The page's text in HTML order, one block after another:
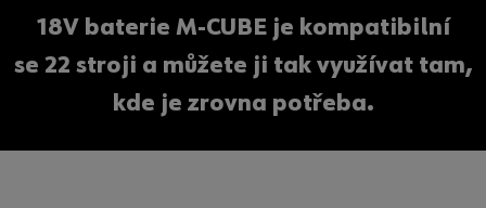
18V baterie M-CUBE je kompatibilní
se 22 stroji a můžete ji tak využívat tam,
kde je zrovna potřeba.